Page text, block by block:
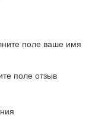
поле ваше имя
поле отзыв